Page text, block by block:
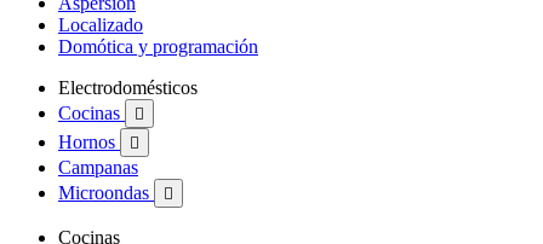
Localizado
Domótica y programación
Electrodomésticos
Cocinas

Hornos 
Campanas
Microondas

Cocinas